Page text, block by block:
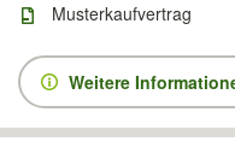
Musterkaufvertrag
Weitere